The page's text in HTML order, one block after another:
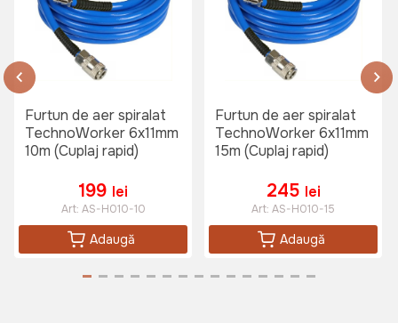
Furtun de aer spiralat
TechnoWorker 6x11mm
10m (Cuplaj rapid)
199 lei
Art: AS-H010-10
Adaugă
Furtun de aer spiralat
TechnoWorker 6x11mm
15m (Cuplaj rapid)
245 lei
Art: AS-H010-15
Adaugă